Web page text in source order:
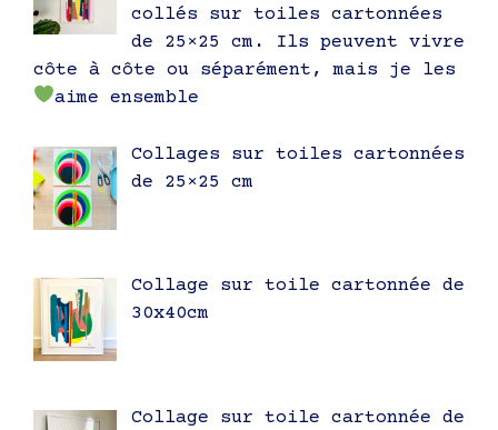
collés sur toiles cartonnées
de 25×25 cm. Ils peuvent vivre
côte à côte ou séparément, mais je les
aime ensemble
Collages sur toiles cartonnées
de 25×25 cm
Collage sur toile cartonnée de
30x40cm
Collage sur toile cartonnée de